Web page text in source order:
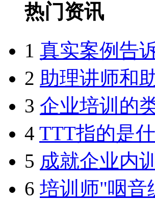
热门资讯
1 真实案例告
2 助理讲师和
3 企业培训的
4 TTT指的是
5 成就企业内
6 培训师"咽音